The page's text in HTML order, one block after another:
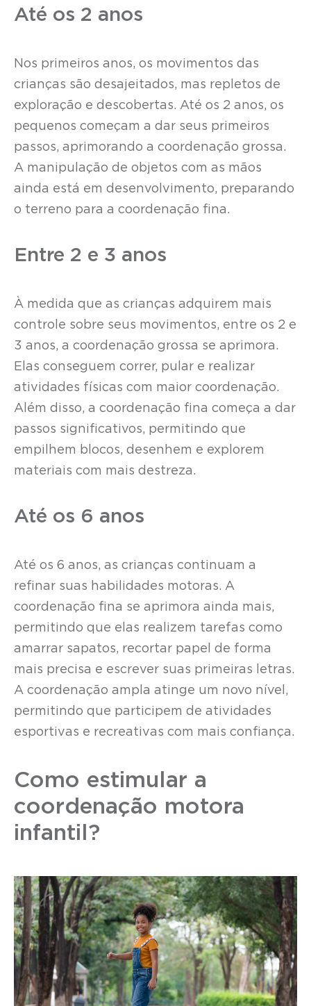
Até os 2 anos
Nos primeiros anos, os movimentos das
crianças são desajeitados, mas repletos de
exploração e descobertas. Até os 2 anos, os
pequenos começam a dar seus primeiros
passos, aprimorando a coordenação grossa.
A manipulação de objetos com as mãos
ainda está em desenvolvimento, preparando
o terreno para a coordenação fina.
Entre 2 e 3 anos
À medida que as crianças adquirem mais
controle sobre seus movimentos, entre os 2 e
3 anos, a coordenação grossa se aprimora.
Elas conseguem correr, pular e realizar
atividades físicas com maior coordenação.
Além disso, a coordenação fina começa a dar
passos significativos, permitindo que
empilhem blocos, desenhem e explorem
materiais com mais destreza.
Até os 6 anos
Até os 6 anos, as crianças continuam a
refinar suas habilidades motoras. A
coordenação fina se aprimora ainda mais,
permitindo que elas realizem tarefas como
amarrar sapatos, recortar papel de forma
mais precisa e escrever suas primeiras letras.
A coordenação ampla atinge um novo nível,
permitindo que participem de atividades
esportivas e recreativas com mais confiança.
Como estimular a
coordenação motora
infantil?